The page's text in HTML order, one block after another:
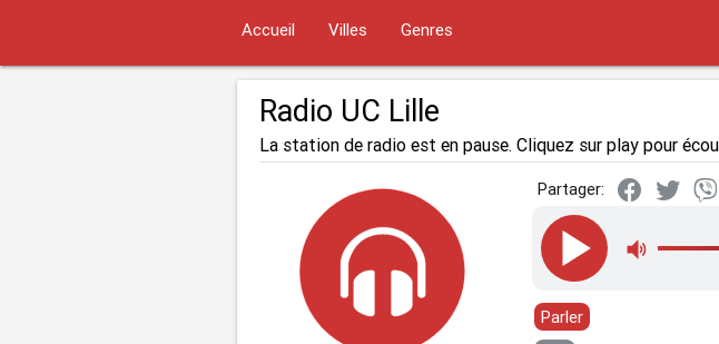
Accueil Villes Genres
Radio UC Lille
La station de radio est en pause. Cliquez sur play pour
Partager:
Parler